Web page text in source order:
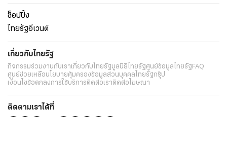
ช็อปปิ้ง
ไทยรัฐอีเวนต์
เกี่ยวกับไทยรัฐ
กิจกรรมร่วมงานกับเราเกี่ยวกับไทยรัฐมูลนิธิไทยรัฐศูนย์ข้อมูลไทยรัฐFAQ
ศูนย์ช่วยเหลือนโยบายคุ้มครองข้อมูลส่วนบุคคลไทยรัฐกรุ๊ป
เงื่อนไขข้อตกลงการใช้บริการติดต่อเราติดต่อโฆษณา
ติดตามเราได้ที่